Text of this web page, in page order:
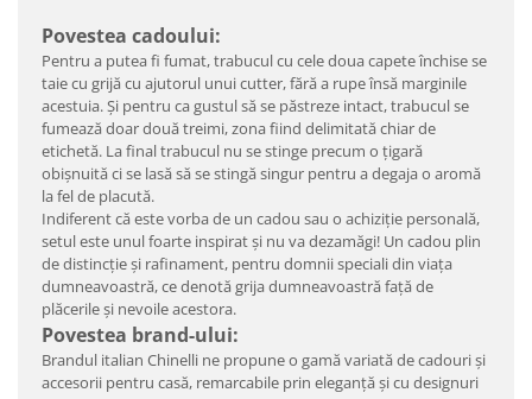
Povestea cadoului:
Pentru a putea fi fumat, trabucul cu cele doua capete închise se
taie cu grijă cu ajutorul unui cutter, fără a rupe însă marginile
acestuia. Și pentru ca gustul să se păstreze intact, trabucul se
fumează doar două treimi, zona fiind delimitată chiar de
etichetă. La final trabucul nu se stinge precum o țigară
obişnuită ci se lasă să se stingă singur pentru a degaja o aromă
la fel de placută.
Indiferent că este vorba de un cadou sau o achiziţie personală,
setul este unul foarte inspirat şi nu va dezamăgi! Un cadou plin
de distincţie şi rafinament, pentru domnii speciali din viaţa
dumneavoastră, ce denotă grija dumneavoastră faţă de
plăcerile şi nevoile acestora.
Povestea brand-ului:
Brandul italian Chinelli ne propune o gamă variată de cadouri şi
accesorii pentru casă, remarcabile prin eleganţă şi cu designuri